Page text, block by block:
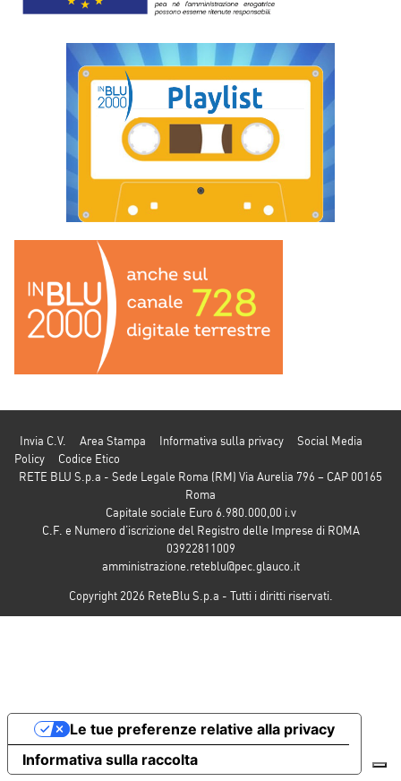
Invia C.V. Area Stampa Informativa sulla privacy
Social Media
Policy
Codice Etico
RETE BLU S.p.a - Sede Legale Roma (RM) Via Aurelia 796 – CAP 00165
Roma
Capitale sociale Euro 6.980.000,00 i.v
C.F. e Numero d’iscrizione del Registro delle Imprese di ROMA
03922811009
amministrazione.reteblu@pec.glauco.it
Copyright 2026 ReteBlu S.p.a - Tutti i diritti riservati.
Informativa sulla raccolta
Le tue preferenze relative alla privacy